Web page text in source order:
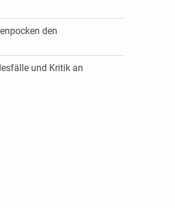
den
und Kritik an